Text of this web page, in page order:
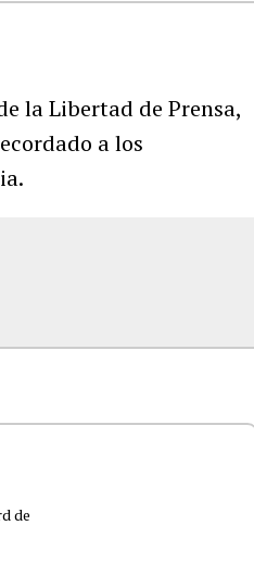
la Libertad de Prensa,
a los
de